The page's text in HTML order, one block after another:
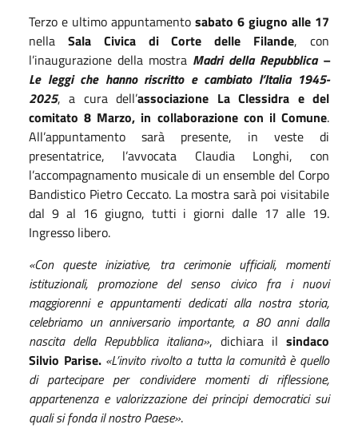
Terzo e ultimo appuntamento sabato 6 giugno alle 17
nella Sala Civica di Corte delle Filande, con
l’inaugurazione della mostra Madri della Repubblica –
Le leggi che hanno riscritto e cambiato l’Italia 1945-
2025, a cura dell’associazione La Clessidra e del
comitato 8 Marzo, in collaborazione con il Comune.
All’appuntamento sarà presente, in veste di
presentatrice, l’avvocata Claudia Longhi, con
l’accompagnamento musicale di un ensemble del Corpo
Bandistico Pietro Ceccato. La mostra sarà poi visitabile
dal 9 al 16 giugno, tutti i giorni dalle 17 alle 19.
Ingresso libero.
«Con queste iniziative, tra cerimonie ufficiali, momenti
istituzionali, promozione del senso civico fra i nuovi
maggiorenni e appuntamenti dedicati alla nostra storia,
celebriamo un anniversario importante, a 80 anni dalla
nascita della Repubblica italiana», dichiara il sindaco
Silvio Parise. «L’invito rivolto a tutta la comunità è quello
di partecipare per condividere momenti di riflessione,
appartenenza e valorizzazione dei principi democratici sui
quali si fonda il nostro Paese».